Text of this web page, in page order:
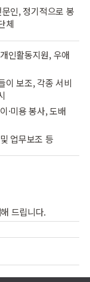
인, 정기적으로 봉
체
인활동지원, 우애
이 보조, 각종 서비
·미용 봉사, 도배
업무보조 등
드립니다.